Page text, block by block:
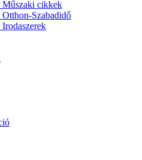
cikkek
Szabadidő